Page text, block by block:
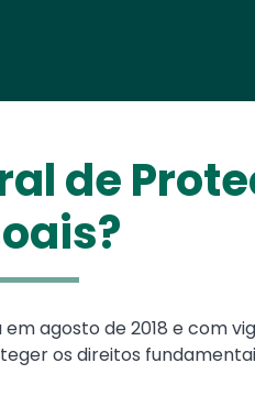
de
em agosto de 2018 e com
os direitos